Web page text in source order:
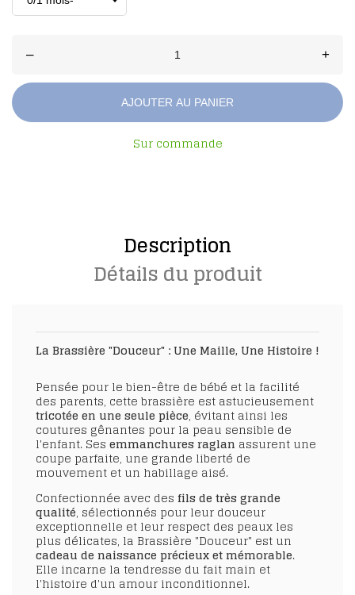
– +
AJOUTER AU PANIER
Sur commande
Description
Détails du produit
La Brassière "Douceur" : Une Maille, Une Histoire !
Pensée pour le bien-être de bébé et la facilité
des parents, cette brassière est astucieusement
tricotée en une seule pièce, évitant ainsi les
coutures gênantes pour la peau sensible de
l'enfant. Ses emmanchures raglan assurent une
coupe parfaite, une grande liberté de
mouvement et un habillage aisé.
Confectionnée avec des fils de très grande
qualité, sélectionnés pour leur douceur
exceptionnelle et leur respect des peaux les
plus délicates, la Brassière "Douceur" est un
cadeau de naissance précieux et mémorable.
Elle incarne la tendresse du fait main et
l'histoire d'un amour inconditionnel.